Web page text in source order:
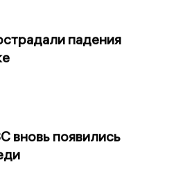
падения
вновь появились